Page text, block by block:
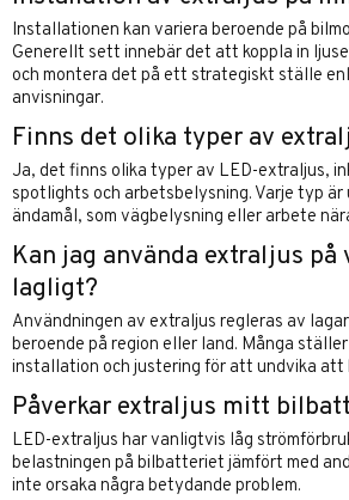
Installationen kan variera beroende på
Generellt sett innebär det att koppla in
och montera det på ett strategiskt ställe
anvisningar.
Finns det olika typer av
Ja, det finns olika typer av LED-extraljus,
spotlights och arbetsbelysning. Varje typ
ändamål, som vägbelysning eller arbete
Kan jag använda extraljus på
lagligt?
Användningen av extraljus regleras av
beroende på region eller land. Många
installation och justering för att undvika att
Påverkar extraljus mitt
LED-extraljus har vanligtvis låg
belastningen på bilbatteriet jämfört med
inte orsaka några betydande problem.